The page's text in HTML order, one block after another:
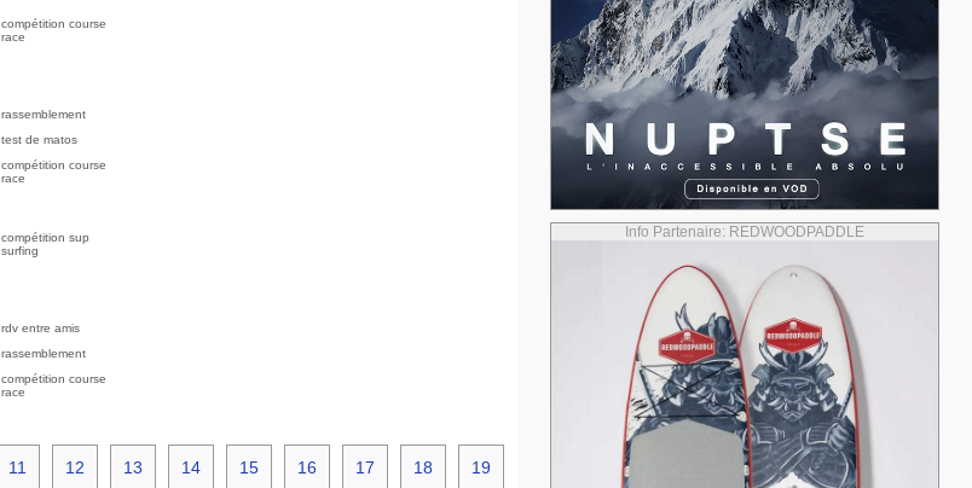
compétition course
race
rassemblement
test de matos
compétition course
race
compétition sup
surfing
rdv entre amis
rassemblement
compétition course
race
11 12 13 14 15 16 17 18 19
Info Partenaire: REDWOODPADDLE